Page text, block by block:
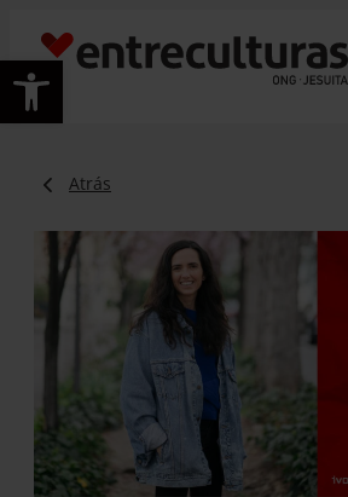
Abrir barra de herramientas
Atrás